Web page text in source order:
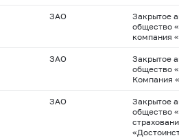
ЗАО
Закрытое
общество
компания
ЗАО
Закрытое
общество
Компания
ЗАО
Закрытое
общество